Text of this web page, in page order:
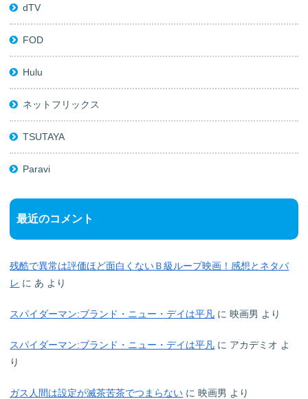
dTV
FOD
Hulu
ネットフリックス
TSUTAYA
Paravi
最近のコメント
残酷で異常は評価ほど面白くないＢ級ループ映画！感想とネタバ
レ に あ より
スパイダーマン:ブランド・ニュー・デイは平凡 に映画男 より
スパイダーマン:ブランド・ニュー・デイは平凡 に アカデミオ よ
り
ガス人間は設定が滅茶苦茶でつまらない に映画男 より